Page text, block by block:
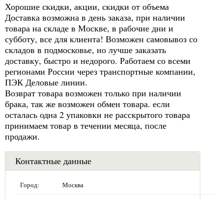
Хорошие скидки, акции, скидки от объема
Доставка возможна в день заказа, при наличии
товара на складе в Москве, в рабочие дни и
субботу, все для клиента! Возможен самовывоз со
складов в подмосковье, но лучше заказать
доставку, быстро и недорого. Работаем со всеми
регионами России через транспортные компании,
ПЭК Деловые линии.
Возврат товара возможен только при наличии
брака, так же возможен обмен товара. если
осталась одна 2 упаковки не расскрытого товара
принимаем товар в течении месяца, после
продажи.
Контактные данные
Город: Москва